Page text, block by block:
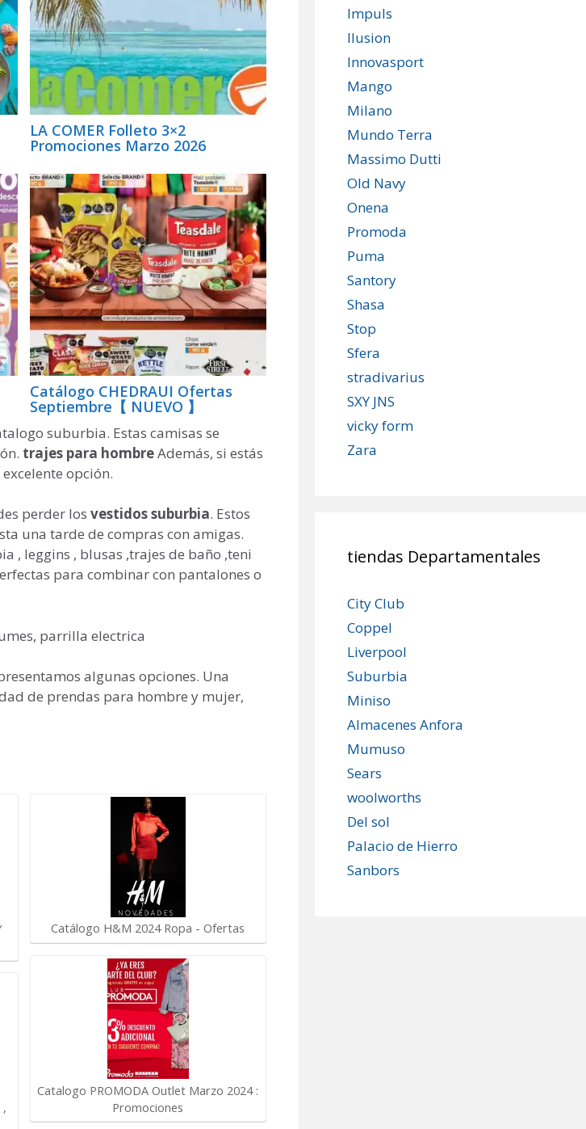
LA COMER Folleto 3×2
Promociones Marzo 2026
Catálogo CHEDRAUI Ofertas
Septiembre【 NUEVO 】
suburbia. Estas camisas se
trajes para hombreAdemás, si estás
opción.
perder los vestidos suburbia. Estos
una tarde de compras con amigas.
, leggins , blusas ,trajes de baño ,teni
para combinar con pantalones o
parrilla electrica
algunas opciones. Una
de prendas para hombre y mujer,
Catálogo H&M 2024 Ropa - Ofertas
Catalogo PROMODA Outlet Marzo 2024 :
Promociones
Impuls
Ilusion
Innovasport
Mango
Milano
Mundo Terra
Massimo Dutti
Old Navy
Onena
Promoda
Puma
Santory
Shasa
Stop
Sfera
stradivarius
SXY JNS
vicky form
Zara
tiendas Departamentales
City Club
Coppel
Liverpool
Suburbia
Miniso
Almacenes Anfora
Mumuso
Sears
woolworths
Del sol
Palacio de Hierro
Sanbors